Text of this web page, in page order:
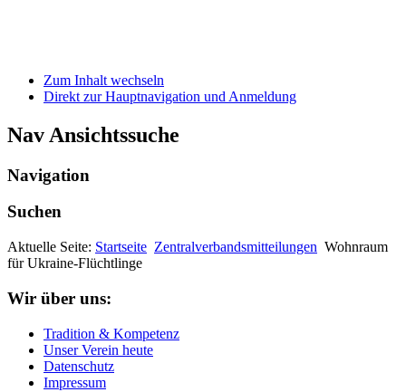
Zum Inhalt wechseln
Direkt zur Hauptnavigation und Anmeldung
Nav Ansichtssuche
Navigation
Suchen
Aktuelle Seite: Startseite Zentralverbandsmitteilungen Wohnraum
für Ukraine-Flüchtlinge
Wir über uns:
Tradition & Kompetenz
Unser Verein heute
Datenschutz
Impressum